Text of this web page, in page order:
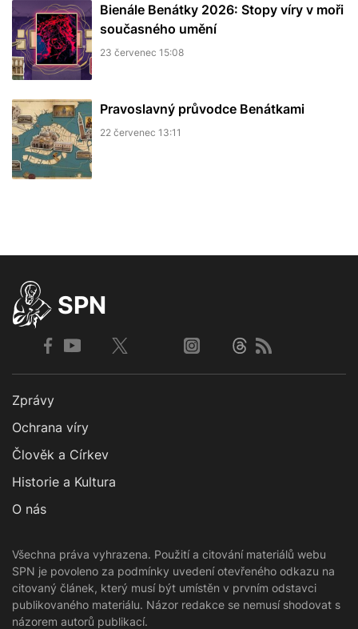
Bienále Benátky 2026: Stopy víry v moři
současného umění
23 červenec 15:08
Pravoslavný průvodce Benátkami
22 červenec 13:11
SPN
Zprávy
Ochrana víry
Člověk a Církev
Historie a Kultura
O nás
Všechna práva vyhrazena. Použití a citování materiálů webu
SPN je povoleno za podmínky uvedení otevřeného odkazu na
citovaný článek, který musí být umístěn v prvním odstavci
publikovaného materiálu. Názor redakce se nemusí shodovat s
názorem autorů publikací.